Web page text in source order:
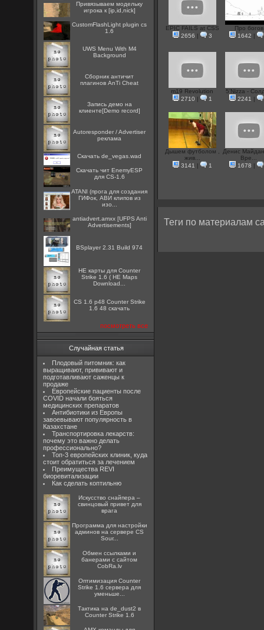
Привязываем модельку
игрока к [ip,id,nick]
CustomFlashLight plugin cs
1.6
UWS Menu With M4
Background
Сборник античит
плагинов AnTi Cheat
Запись демо на
клиенте[Demo record]
Autoresponder / Advertiser
реклама
Скачать de_vegas.wad
Скачать чит EnemyESP
для CS-1.6
ATANI (прога для создания
ГИФок, АВИ клипов из
изо...
antiadvert.amxx [UFPS Anti
Advertisements]
BSplayer 2.31 Build 974
HE карты для Counter
Strike 1.6 ( HE Maps
Download...
CS 1.6 p48 Counter Strike
1.6 48 скачать
посмотреть все
Случайная статья
Плодовый питомник: как
выращивают, прививают и
подготавливают саженцы к
продаже
Европейские пациенты после
COVID начали бояться
медицинских препаратов
Антибиотики из Европы
завоевывают популярность в
Казахстане
Транспортировка лекарств:
почему это важно делать
профессионально?
Топ-3 европейских клиник, куда
стоит обратиться за лечением
Преимущества REVI
биоревитализации
Как сделать коптильню
Искусство снайпера –
свинцовый привет для
врага
Программа для настройки
админов на сервере CS
Sour...
Oбмен ссылками и
банерами с сайтом
CobRa.lv
Оптимизация Counter
Strike 1.6 сервера для
уменьше...
Тактика на de_dust2 в
Counter Strike 1.6
EPIC FAILS at CSS
2656 | 3
Про богов
1642 |
m19 Revolution
2710 | 1
5'Nizza -
2241 |
Дышем футболом ,
жив...
3141 | 1
Денис
Вре...
1678 |
Теги по материалам